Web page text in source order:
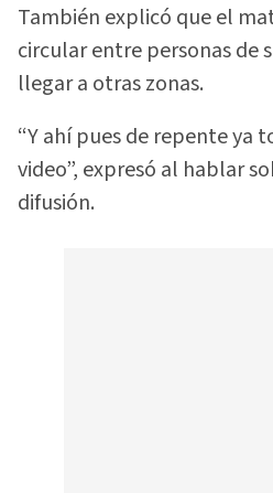
También explicó que el
circular entre personas de
llegar a otras zonas.
“Y ahí pues de repente ya
video”, expresó al hablar
difusión.